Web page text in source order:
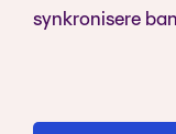
synkronisere